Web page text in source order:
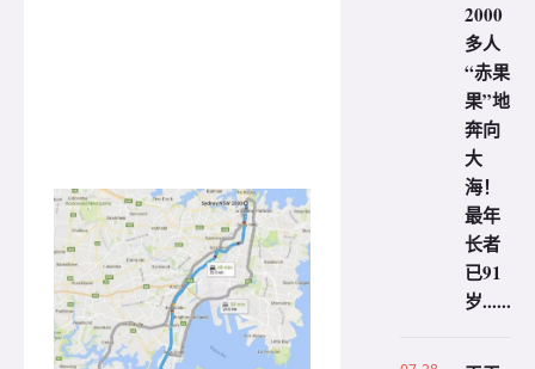
2000
多人
“赤果
果”地
奔向
大
海！
最年
长者
已91
岁......